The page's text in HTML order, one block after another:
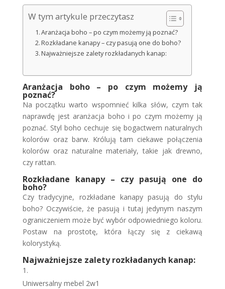
W tym artykule przeczytasz
Aranżacja boho – po czym możemy ją poznać?
Rozkładane kanapy – czy pasują one do boho?
Najważniejsze zalety rozkładanych kanap:
Aranżacja boho – po czym możemy ją
poznać?
Na początku warto wspomnieć kilka słów, czym tak
naprawdę jest aranżacja boho i po czym możemy ją
poznać. Styl boho cechuje się bogactwem naturalnych
kolorów oraz barw. Królują tam ciekawe połączenia
kolorów oraz naturalne materiały, takie jak drewno,
czy rattan.
Rozkładane kanapy – czy pasują one do
boho?
Czy tradycyjne, rozkładane kanapy pasują do stylu
boho? Oczywiście, że pasują i tutaj jedynym naszym
ograniczeniem może być wybór odpowiedniego koloru.
Postaw na prostotę, która łączy się z ciekawą
kolorystyką.
Najważniejsze zalety rozkładanych kanap:
Uniwersalny mebel 2w1